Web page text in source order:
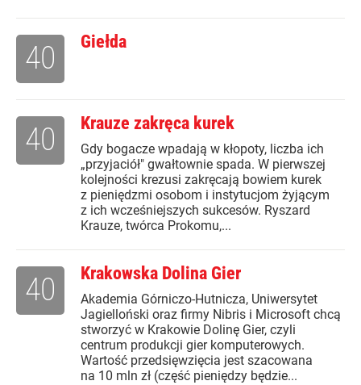
Giełda
40
Krauze zakręca kurek
Gdy bogacze wpadają w kłopoty, liczba ich
„przyjaciół" gwałtownie spada. W pierwszej
kolejności krezusi zakręcają bowiem kurek
z pieniędzmi osobom i instytucjom żyjącym
z ich wcześniejszych sukcesów. Ryszard
Krauze, twórca Prokomu,...
40
Krakowska Dolina Gier
Akademia Górniczo-Hutnicza, Uniwersytet
Jagielloński oraz firmy Nibris i Microsoft chcą
stworzyć w Krakowie Dolinę Gier, czyli
centrum produkcji gier komputerowych.
Wartość przedsięwzięcia jest szacowana
na 10 mln zł (część pieniędzy będzie...
40